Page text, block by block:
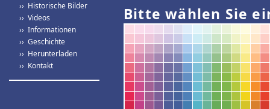
›› Historische Bilder
›› Videos
›› Informationen
›› Geschichte
›› Herunterladen
›› Kontakt
Bitte wählen Sie